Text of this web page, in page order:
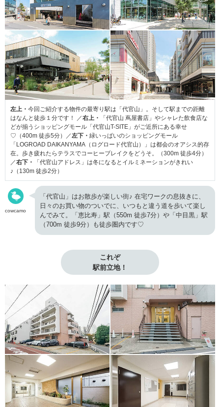
左上・ 今回ご紹介する物件の最寄り駅は「代官山」。そして駅までの距離
はなんと徒歩１分です！ ／右上・
「代官山 蔦屋書店」やシャレた飲食店な
どが揃うショッピングモール「代官山T-SITE」がご近所にある幸せ
♡（400m 徒歩5分）／左下・ 緑いっぱいのショッピングモール
「LOGROAD DAIKANYAMA（ログロード代官山）」は都会のオアシス的存
在。歩き疲れたらテラスでコーヒーブレイクをどうそ。（300m 徒歩4分）
／右下・
「代官山アドレス」は冬になるとイルミネーションがきれい
♪（130m 徒歩2分）
cowcamo
「代官山」はお散歩が楽しい街♪ 在宅ワークの息抜きに、
日々のお買い物のついでに、いつもと違う道を歩いて楽し
んでみて。「恵比寿」駅（550m 徒歩7分）や「中目黒」駅
（700m 徒歩9分）も徒歩圏内です♡
これぞ
駅前立地！